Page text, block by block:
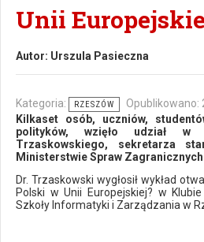
Unii
Autor: Urszula Pasieczna
Kategoria: RZESZÓW
Opublikowano:
Kilkaset osób, uczniów,
polityków, wzięło udział w
Trzaskowskiego, sekretarza
Ministerstwie Spraw
Dr. Trzaskowski wygłosił wykład
Polski w Unii Europejskiej? w
Szkoły Informatyki i Zarządzania w